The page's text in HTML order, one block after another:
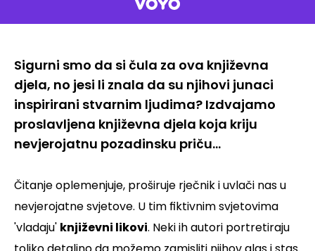
Sigurni smo da si čula za ova književna
djela, no jesi li znala da su njihovi junaci
inspirirani stvarnim ljudima? Izdvajamo
proslavljena književna djela koja kriju
nevjerojatnu pozadinsku priču…
Čitanje oplemenjuje, proširuje rječnik i uvlači nas u
nevjerojatne svjetove. U tim fiktivnim svjetovima
'vladaju' književni likovi. Neki ih autori portretiraju